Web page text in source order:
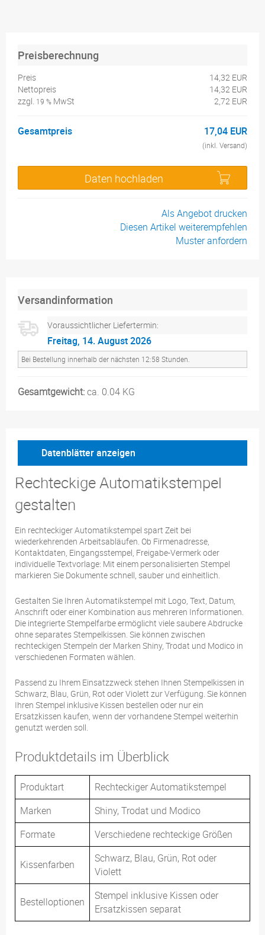
Preisberechnung
Preis
14,32 EUR
Nettopreis
14,32 EUR
zzgl. 19 % MwSt 2,72 EUR
Gesamtpreis 17,04 EUR
(inkl. Versand)
Daten hochladen
Als Angebot drucken
Diesen Artikel weiterempfehlen
Muster anfordern
Versandinformation
Voraussichtlicher Liefertermin:
Freitag, 14. August 2026
Bei Bestellung innerhalb der nächsten 12:58 Stunden.
Gesamtgewicht:ca. 0.04 KG
Datenblätter anzeigen
Rechteckige Automatikstempel
gestalten
Ein rechteckiger Automatikstempel spart Zeit bei
wiederkehrenden Arbeitsabläufen. Ob Firmenadresse,
Kontaktdaten, Eingangsstempel, Freigabe-Vermerk oder
individuelle Textvorlage: Mit einem personalisierten Stempel
markieren Sie Dokumente schnell, sauber und einheitlich.
Gestalten Sie Ihren Automatikstempel mit Logo, Text, Datum,
Anschrift oder einer Kombination aus mehreren Informationen.
Die integrierte Stempelfarbe ermöglicht viele saubere Abdrucke
ohne separates Stempelkissen. Sie können zwischen
rechteckigen Stempeln der Marken Shiny, Trodat und Modico in
verschiedenen Formaten wählen.
Passend zu Ihrem Einsatzzweck stehen Ihnen Stempelkissen in
Schwarz, Blau, Grün, Rot oder Violett zur Verfügung. Sie können
Ihren Stempel inklusive Kissen bestellen oder nur ein
Ersatzkissen kaufen, wenn der vorhandene Stempel weiterhin
genutzt werden soll.
Produktdetails im Überblick
Produktart
Rechteckiger Automatikstempel
Marken
Shiny, Trodat und Modico
Formate
Verschiedene rechteckige Größen
Kissenfarben
Schwarz, Blau, Grün, Rot oder
Violett
Bestelloptionen
Stempel inklusive Kissen oder
Ersatzkissen separat